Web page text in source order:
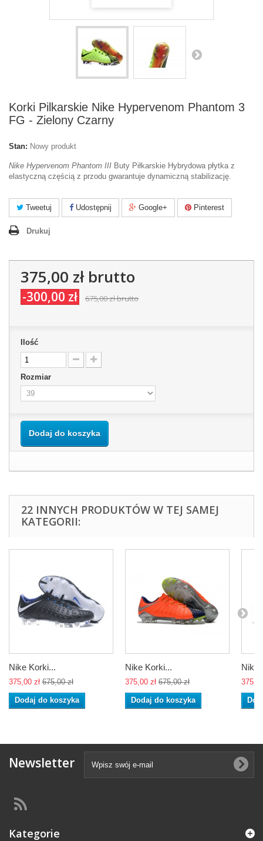
Korki Pilkarskie Nike Hypervenom Phantom 3
FG - Zielony Czarny
Stan: Nowy produkt
Nike Hypervenom Phantom III Buty Piłkarskie Hybrydowa płytka z
elastyczną częścią z przodu gwarantuje dynamiczną stabilizację.
Tweetuj Udostępnij Google+ Pinterest
Drukuj
375,00 złbrutto
-300,00 zł 675,00 złbrutto
Ilość
Rozmiar
Dodaj do koszyka
22 INNYCH PRODUKTÓW W TEJ SAMEJ
KATEGORII:
Nike Korki...
375,00 zł 675,00 zł
Dodaj do koszyka
Nike Korki...
375,00 zł 675,00 zł
Dodaj do koszyka
Nike
Newsletter
Kategorie